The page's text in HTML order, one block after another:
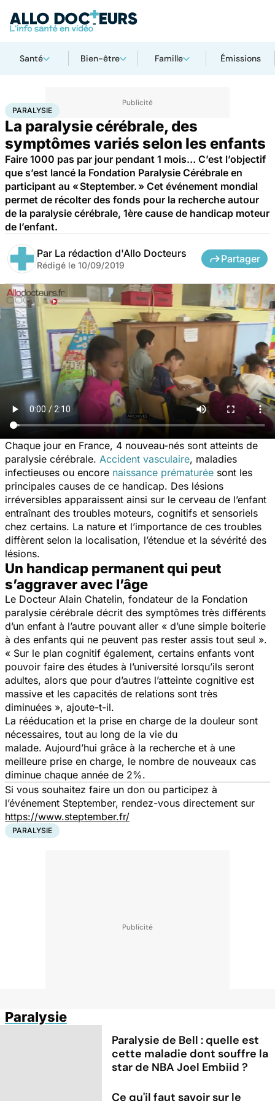
Santé Bien-être Famille Émissions
AccueilSanté Maladies
PARALYSIE
La paralysie cérébrale, des
symptômes variés selon les enfants
Faire 1000 pas par jour pendant 1 mois… C’est l’objectif
que s’est lancé la Fondation Paralysie Cérébrale en
participant au « Steptember. » Cet événement mondial
permet de récolter des fonds pour la recherche autour
de la paralysie cérébrale, 1ère cause de handicap moteur
de l’enfant.
Par La rédaction d'Allo Docteurs
Rédigé le 10/09/2019
Partager
Chaque jour en France, 4 nouveau-nés sont atteints de
paralysie cérébrale. Accident vasculaire, maladies
infectieuses ou encore naissance prématurée sont les
principales causes de ce handicap. Des lésions
irréversibles apparaissent ainsi sur le cerveau de l’enfant
entraînant des troubles moteurs, cognitifs et sensoriels
chez certains. La nature et l’importance de ces troubles
diffèrent selon la localisation, l’étendue et la sévérité des
lésions.
Un handicap permanent qui peut
s’aggraver avec l’âge
Le Docteur Alain Chatelin, fondateur de la Fondation
paralysie cérébrale décrit des symptômes très différents
d’un enfant à l’autre pouvant aller « d’une simple boiterie
à des enfants qui ne peuvent pas rester assis tout seul ».
« Sur le plan cognitif également, certains enfants vont
pouvoir faire des études à l’université lorsqu’ils seront
adultes, alors que pour d’autres l’atteinte cognitive est
massive et les capacités de relations sont très
diminuées », ajoute-t-il.
La rééducation et la prise en charge de la douleur sont
nécessaires, tout au long de la vie du
malade. Aujourd’hui grâce à la recherche et à une
meilleure prise en charge, le nombre de nouveaux cas
diminue chaque année de 2%.
Si vous souhaitez faire un don ou participez à
l’événement Steptember, rendez-vous directement sur
https://www.steptember.fr/
PARALYSIE
Paralysie
Paralysie de Bell : quelle est
cette maladie dont souffre la
star de NBA Joel Embiid ?
Ce qu'il faut savoir sur le